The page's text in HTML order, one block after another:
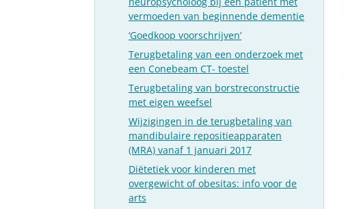
vermoeden van beginnende dementie
‘Goedkoop voorschrijven’
Terugbetaling van een onderzoek met
een Conebeam CT- toestel
Terugbetaling van borstreconstructie
met eigen weefsel
Wijzigingen in de terugbetaling van
mandibulaire repositieapparaten
(MRA) vanaf 1 januari 2017
Diëtetiek voor kinderen met
overgewicht of obesitas: info voor de
arts